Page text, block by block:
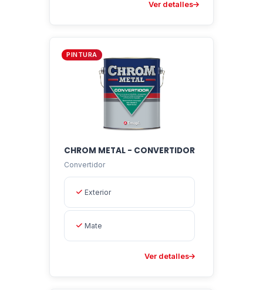
Ver detalles
PINTURA
CHROM METAL - CONVERTIDOR
Convertidor
Exterior
Mate
Ver detalles